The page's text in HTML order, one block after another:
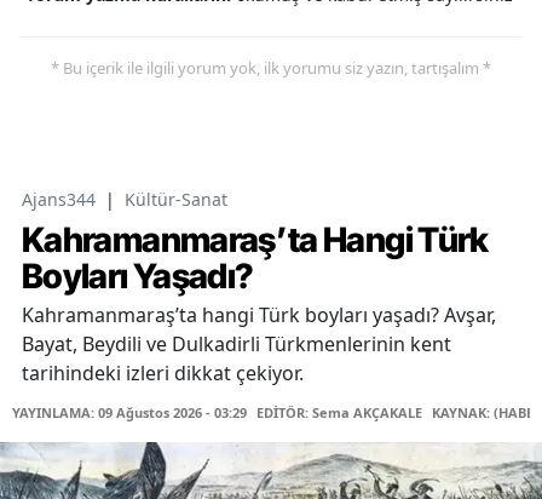
* Bu içerik ile ilgili yorum yok, ilk yorumu siz yazın, tartışalım *
Ajans344 | Kültür-Sanat
Kahramanmaraş’ta Hangi Türk
Boyları Yaşadı?
Kahramanmaraş’ta hangi Türk boyları yaşadı? Avşar,
Bayat, Beydili ve Dulkadirli Türkmenlerinin kent
tarihindeki izleri dikkat çekiyor.
YAYINLAMA: 09 Ağustos 2026 - 03:29 EDİTÖR: Sema AKÇAKALE KAYNAK: